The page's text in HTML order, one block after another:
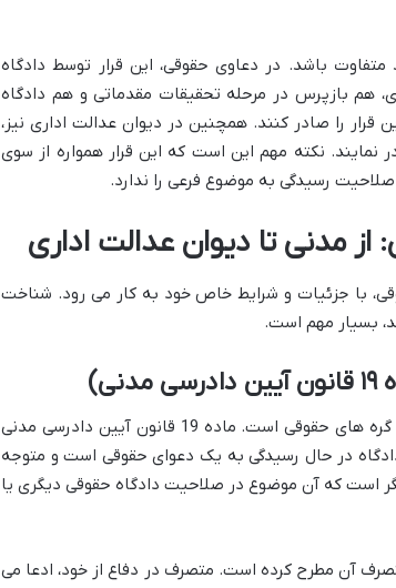
متفاوت باشد. در دعاوی حقوقی، این قرار توسط دادگاه
هم بازپرس در مرحله تحقیقات مقدماتی و هم دادگاه
قرار را صادر کنند. همچنین در دیوان عدالت اداری نیز،
نکته مهم این است که این قرار همواره از سوی
رسیدگی به موضوع فرعی را ندارد.
از مدنی تا دیوان عدالت اداری
با جزئیات و شرایط خاص خود به کار می رود. شناخت
بسیار مهم است.
در دعاوی حقوقی، قرار اناطه یکی از مهمترین ابزارها برای حل گره های حقوقی است. ماده 19 قانون آیین دادرسی مدنی
در حال رسیدگی به یک دعوای حقوقی است و متوجه
است که آن موضوع در صلاحیت دادگاه حقوقی دیگری یا
آن مطرح کرده است. متصرف در دفاع از خود، ادعا می